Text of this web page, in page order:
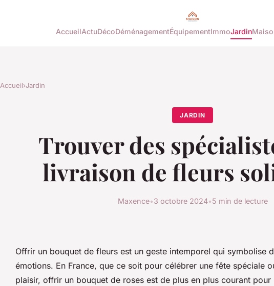
AccueilActuDécoDéménagementÉquipementImmoJardin
Accueil›Jardin
JARDIN
Trouver des
livraison de fleurs
Maxence•3 octobre 2024•5 min de lecture
Offrir un bouquet de fleurs est un geste intemporel qui symbolise
émotions. En France, que ce soit pour célébrer une fête spéciale
plaisir, offrir un bouquet de roses est de plus en plus courant